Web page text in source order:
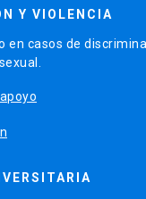
Y VIOLENCIA
en casos de